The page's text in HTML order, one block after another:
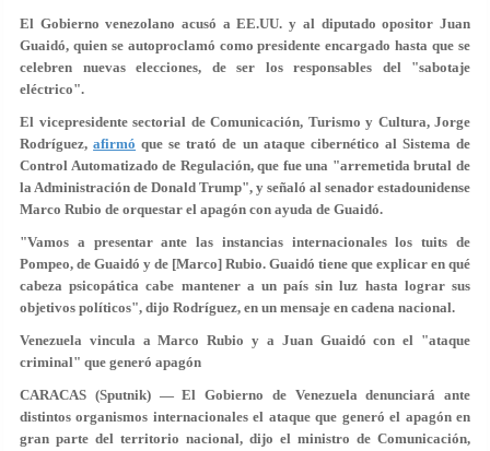
El Gobierno venezolano acusó a EE.UU. y al diputado opositor Juan
Guaidó, quien se autoproclamó como presidente encargado hasta que se
celebren nuevas elecciones, de ser los responsables del "sabotaje
eléctrico".
El vicepresidente sectorial de Comunicación, Turismo y Cultura, Jorge
Rodríguez,afirmó que se trató de un ataque cibernético al Sistema de
Control Automatizado de Regulación, que fue una "arremetida brutal de
la Administración de Donald Trump", y señaló al senador estadounidense
Marco Rubio de orquestar el apagón con ayuda de Guaidó.
"Vamos a presentar ante las instancias internacionales los tuits de
Pompeo, de Guaidó y de [Marco] Rubio. Guaidó tiene que explicar en qué
cabeza psicopática cabe mantener a un país sin luz hasta lograr sus
objetivos políticos", dijo Rodríguez, en un mensaje en cadena nacional.
Venezuela vincula a Marco Rubio y a Juan Guaidó con el "ataque
criminal" que generó apagón
CARACAS (Sputnik) — El Gobierno de Venezuela denunciará ante
distintos organismos internacionales el ataque que generó el apagón en
gran parte del territorio nacional, dijo el ministro de Comunicación,